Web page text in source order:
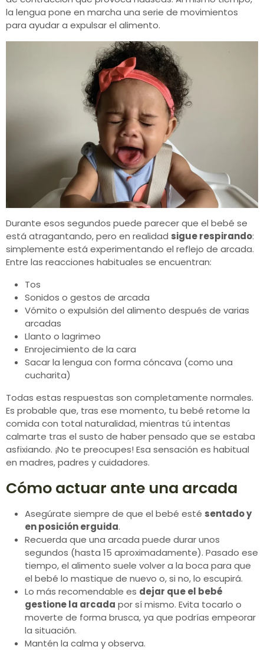
la lengua pone en marcha una serie de movimientos
para ayudar a expulsar el alimento.
Durante esos segundos puede parecer que el bebé se
está atragantando, pero en realidad sigue respirando:
simplemente está experimentando el reflejo de arcada.
Entre las reacciones habituales se encuentran:
Tos
Sonidos o gestos de arcada
Vómito o expulsión del alimento después de varias
arcadas
Llanto o lagrimeo
Enrojecimiento de la cara
Sacar la lengua con forma cóncava (como una
cucharita)
Todas estas respuestas son completamente normales.
Es probable que, tras ese momento, tu bebé retome la
comida con total naturalidad, mientras tú intentas
calmarte tras el susto de haber pensado que se estaba
asfixiando. ¡No te preocupes! Esa sensación es habitual
en madres, padres y cuidadores.
Cómo actuar ante una arcada
Asegúrate siempre de que el bebé esté sentado y
en posición erguida.
Recuerda que una arcada puede durar unos
segundos (hasta 15 aproximadamente). Pasado ese
tiempo, el alimento suele volver a la boca para que
el bebé lo mastique de nuevo o, si no, lo escupirá.
Lo más recomendable es dejar que el bebé
gestione la arcada por sí mismo. Evita tocarlo o
moverte de forma brusca, ya que podrías empeorar
la situación.
Mantén la calma y observa.